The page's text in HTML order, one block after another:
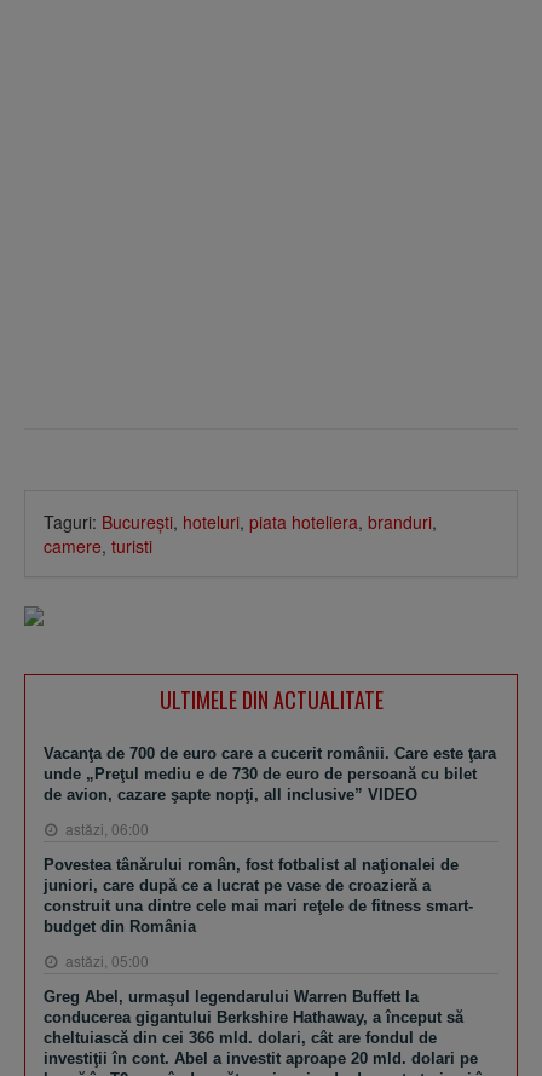
Taguri: Bucureşti, hoteluri, piata hoteliera, branduri,
camere, turisti
ULTIMELE DIN ACTUALITATE
Vacanţa de 700 de euro care a cucerit românii. Care este ţara
unde „Preţul mediu e de 730 de euro de persoană cu bilet
de avion, cazare şapte nopţi, all inclusive” VIDEO
astăzi, 06:00
Povestea tânărului român, fost fotbalist al naţionalei de
juniori, care după ce a lucrat pe vase de croazieră a
construit una dintre cele mai mari reţele de fitness smart-
budget din România
astăzi, 05:00
Greg Abel, urmaşul legendarului Warren Buffett la
conducerea gigantului Berkshire Hathaway, a început să
cheltuiască din cei 366 mld. dolari, cât are fondul de
investiţii în cont. Abel a investit aproape 20 mld. dolari pe